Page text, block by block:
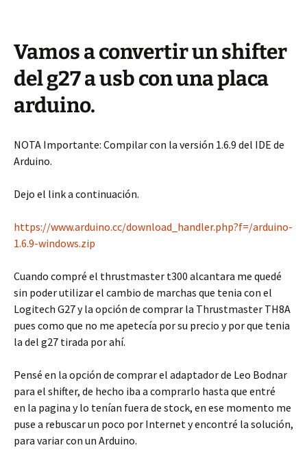
Vamos a convertir un shifter
del g27 a usb con una placa
arduino.
NOTA Importante: Compilar con la versión 1.6.9 del IDE de
Arduino.
Dejo el link a continuación.
https://www.arduino.cc/download_handler.php?f=/arduino-
1.6.9-windows.zip
Cuando compré el thrustmaster t300 alcantara me quedé
sin poder utilizar el cambio de marchas que tenia con el
Logitech G27 y la opción de comprar la Thrustmaster TH8A
pues como que no me apetecía por su precio y por que tenia
la del g27 tirada por ahí.
Pensé en la opción de comprar el adaptador de Leo Bodnar
para el shifter, de hecho iba a comprarlo hasta que entré
en la pagina y lo tenían fuera de stock, en ese momento me
puse a rebuscar un poco por Internet y encontré la solución,
para variar con un Arduino.